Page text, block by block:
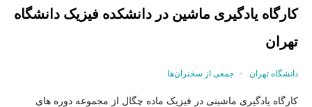
کارگاه یادگیری ماشین در دانشکده فیزیک دانشگاه
تهران
دانشگاه تهران جمعی از سخنران‌ها
کارگاه یادگیری ماشینی در فیزیک ماده چگال از مجموعه دوره های